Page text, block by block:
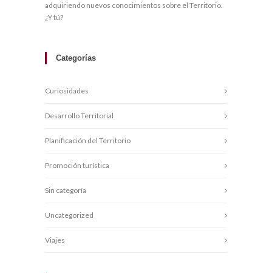
adquiriendo nuevos conocimientos sobre el Territorio.
¿Y tú?
Categorías
Curiosidades
Desarrollo Territorial
Planificación del Territorio
Promoción turística
Sin categoría
Uncategorized
Viajes